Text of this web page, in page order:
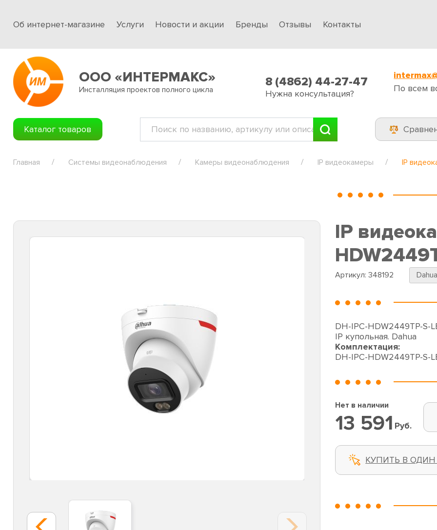
Об интернет-магазине Услуги Новости и акции Бренды Отзывы Контакты
ООО «ИНТЕРМАКС»
Инсталляция проектов полного цикла
8 (4862) 44-27-47
Нужна консультация?
По всем
Каталог товаров
Главная Системы видеонаблюдения Камеры видеонаблюдения IP видеокамеры IP
IP
Артикул: 348192
DH-IPC-HDW2449TP-S-
IP купольная. Dahua
Комплектация:
DH-IPC-HDW2449TP-S-
Нет в наличии
13 591 Руб.
КУПИТЬ В